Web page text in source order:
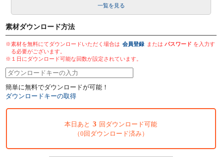
一覧を見る
素材ダウンロード方法
※素材を無料にてダウンロードいただく場合は 会員登録 またはパスワード を入力す
る必要がございます。
※１日にダウンロード可能な回数が設定されています。
簡単に無料でダウンロードが可能！
ダウンロードキーの取得
本日あと 3 回ダウンロード可能
（0回ダウンロード済み）